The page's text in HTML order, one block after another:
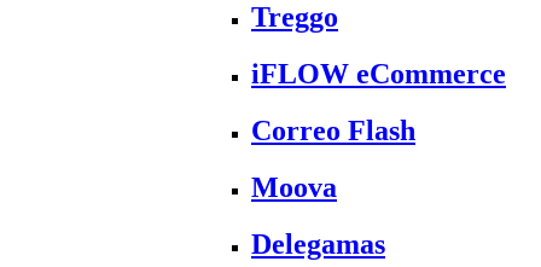
Treggo
iFLOW eCommerce
Correo Flash
Moova
Delegamas